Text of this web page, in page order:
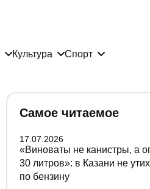
Культура Спорт
Самое читаемое
17.07.2026
«Виноваты не канистры, а
30 литров»: в Казани не
по бензину